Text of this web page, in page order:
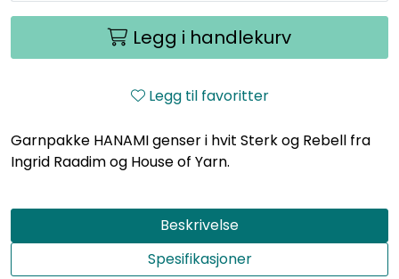
Legg i handlekurv
Legg til favoritter
Garnpakke HANAMI genser i hvit Sterk og Rebell fra
Ingrid Raadim og House of Yarn.
Beskrivelse
Spesifikasjoner